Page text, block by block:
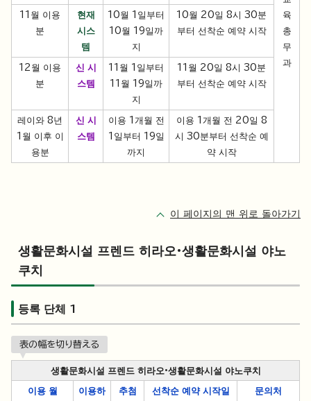
육
총
무
과
11월 이용
분
현재
시스
템
10월 1일부터
10월 19일까
지
10월 20일 8시 30분
부터 선착순 예약 시작
12월 이용
분
신 시
스템
11월 1일부터
11월 19일까
지
11월 20일 8시 30분
부터 선착순 예약 시작
레이와 8년
1월 이후 이
용분
신 시
스템
이용 1개월 전
1일부터 19일
까지
이용 1개월 전 20일 8
시 30분부터 선착순 예
약 시작
이 페이지의 맨 위로 돌아가기
생활문화시설 프렌드 히라오·생활문화시설 야노
쿠치
등록 단체 1
表の幅を切り替える
생활문화시설 프렌드 히라오·생활문화시설 야노쿠치
이용 월
이용하
추첨
선착순 예약 시작일 문의처